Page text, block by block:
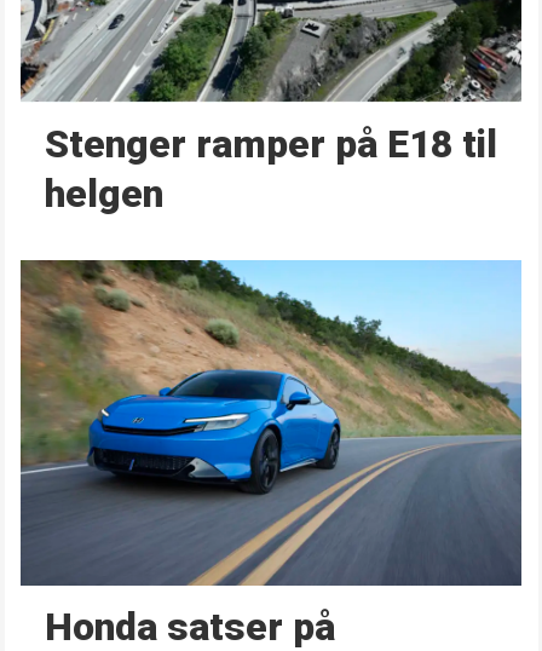
Stenger ramper på E18 til
helgen
Honda satser på